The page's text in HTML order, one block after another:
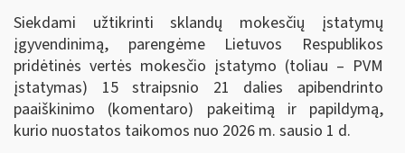
Siekdami užtikrinti sklandų mokesčių įstatymų
įgyvendinimą, parengėme Lietuvos Respublikos
pridėtinės vertės mokesčio įstatymo (toliau – PVM
įstatymas) 15 straipsnio 21 dalies apibendrinto
paaiškinimo (komentaro) pakeitimą ir papildymą,
kurio nuostatos taikomos nuo 2026 m. sausio 1 d.